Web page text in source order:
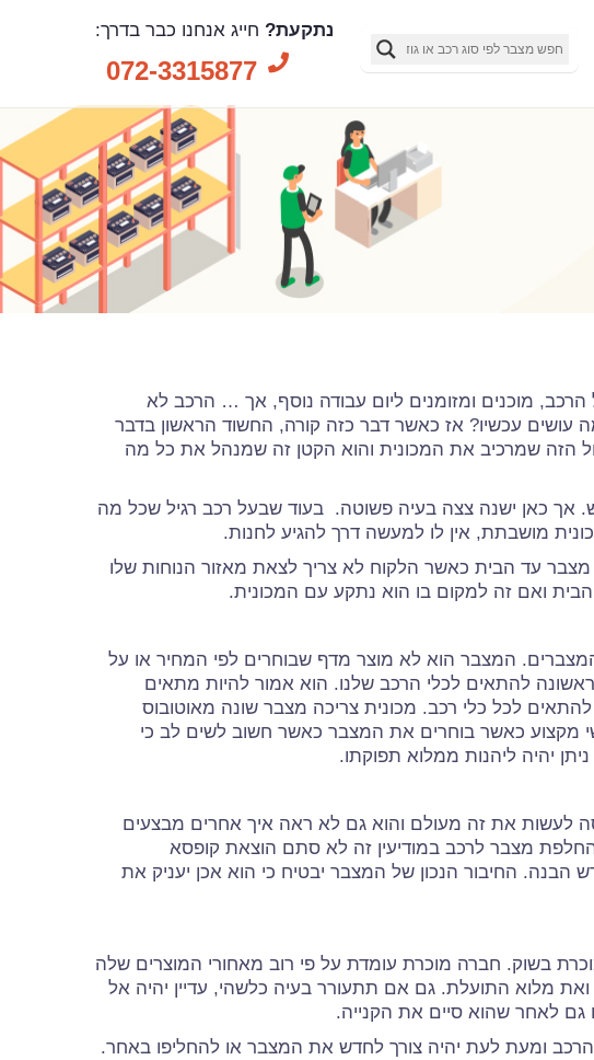
072-3315877
נתקעת? חייג אנחנו כבר בדרך:
מוכנים ומזומנים ליום עבודה נוסף, אך … הרכב לא
עושים עכשיו? אז כאשר דבר כזה קורה, החשוד הראשון בדבר
הזה שמרכיב את המכונית והוא הקטן זה שמנהל את כל מה
אך כאן ישנה צצה בעיה פשוטה. בעוד שבעל רכב רגיל שכל מה
מושבתת, אין לו למעשה דרך להגיע לחנות.
עד הבית כאשר הלקוח לא צריך לצאת מאזור הנוחות שלו
הבית ואם זה למקום בו הוא נתקע עם המכונית.
המצבר הוא לא מוצר מדף שבוחרים לפי המחיר או על
להתאים לכלי הרכב שלנו. הוא אמור להיות מתאים
לכל כלי רכב. מכונית צריכה מצבר שונה מאוטובוס
מקצוע כאשר בוחרים את המצבר כאשר חשוב לשים לב כי
יהיה ליהנות ממלוא תפוקתו.
לעשות את זה מעולם והוא גם לא ראה איך אחרים מבצעים
מצבר לרכב במודיעין זה לא סתם הוצאת קופסא
החיבור הנכון של המצבר יבטיח כי הוא אכן יעניק את
בשוק. חברה מוכרת עומדת על פי רוב מאחורי המוצרים שלה
מלוא התועלת. גם אם תתעורר בעיה כלשהי, עדיין יהיה אל
לאחר שהוא סיים את הקנייה.
ומעת לעת יהיה צורך לחדש את המצבר או להחליפו באחר.